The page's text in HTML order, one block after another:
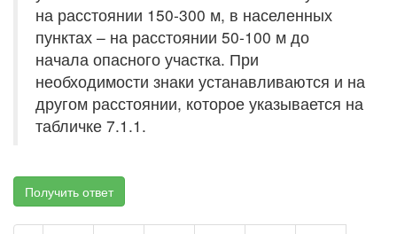
на расстоянии 150-300 м, в населенных
пунктах – на расстоянии 50-100 м до
начала опасного участка. При
необходимости знаки устанавливаются и на
другом расстоянии, которое указывается на
табличке 7.1.1.
Получить ответ